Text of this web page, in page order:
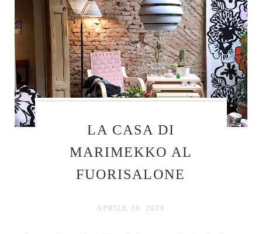
LA CASA DI
MARIMEKKO AL
FUORISALONE
APRILE 18, 2019